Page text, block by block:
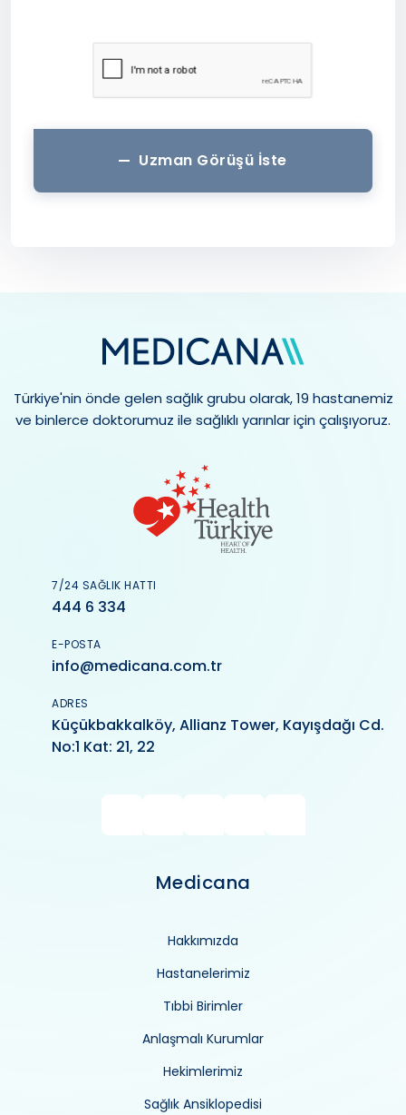
Uzman Görüşü İste
Türkiye'nin önde gelen sağlık grubu olarak, 19 hastanemiz
ve binlerce doktorumuz ile sağlıklı yarınlar için çalışıyoruz.
7/24 SAĞLIK HATTI
444 6 334
E-POSTA
info@medicana.com.tr
ADRES
Küçükbakkalköy, Allianz Tower, Kayışdağı Cd.
No:1 Kat: 21, 22
Medicana
Hakkımızda
Hastanelerimiz
Tıbbi Birimler
Anlaşmalı Kurumlar
Hekimlerimiz
Sağlık Ansiklopedisi